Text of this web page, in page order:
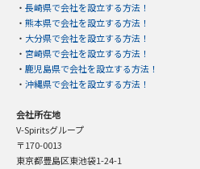
・ 長崎県で会社を設立する方法！
・ 熊本県で会社を設立する方法！
・ 大分県で会社を設立する方法！
・ 宮崎県で会社を設立する方法！
・ 鹿児島県で会社を設立する方法！
・ 沖縄県で会社を設立する方法！
会社所在地
V-Spiritsグループ
〒170-0013
東京都豊島区東池袋1-24-1